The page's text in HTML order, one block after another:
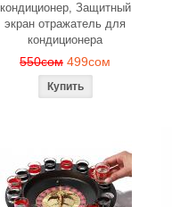
кондиционер, Защитный
экран отражатель для
кондиционера
550сом 499сом